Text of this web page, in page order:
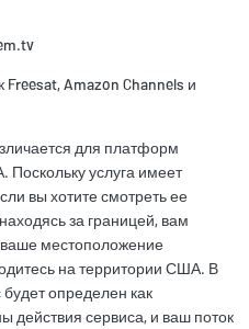
Freesat, Amazon Channels и
для платформ
услуга имеет
вы хотите смотреть ее
за границей, вам
ваше местоположение
на территории США. В
определен как
действия сервиса, и ваш поток